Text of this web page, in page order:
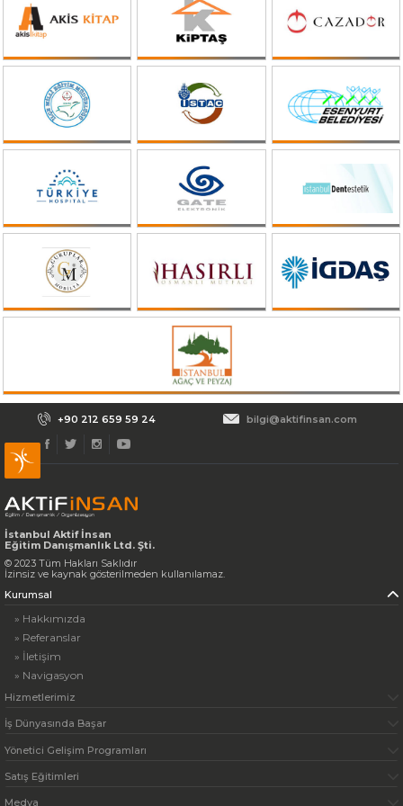
+90 (212) 659 59 24 bilgi@aktifinsan.com
Aktif İnsan’a ait olup izinsiz kullanımı hukuki yaptırıma tabidir.
+90 212 659 59 24 bilgi@aktifinsan.com
İstanbul Aktif İnsan
Eğitim Danışmanlık Ltd. Şti.
© 2023 Tüm Hakları Saklıdır
İzinsiz ve kaynak gösterilmeden kullanılamaz.
Kurumsal
» Hakkımızda
» Referanslar
» İletişim
» Navigasyon
Hizmetlerimiz
İş Dünyasında Başar
Yönetici Gelişim Programları
Satış Eğitimleri
Medya